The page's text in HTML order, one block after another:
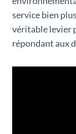
service bien
véritable levier
répondant aux